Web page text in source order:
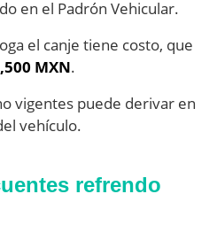
en el Padrón Vehicular.
el canje tiene costo, que
MXN.
vigentes puede derivar en
vehículo.
refrendo